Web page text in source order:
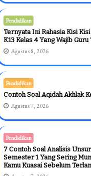
Pendidikan
Ternyata Ini Rahasia Kisi
K13 Kelas 4 Yang Wajib Guru
Agustus 8, 2026
Pendidikan
Contoh Soal Aqidah Akhlak
Agustus 7, 2026
Pendidikan
7 Contoh Soal Analisis
Semester 1 Yang Sering
Kamu Kuasai Sebelum